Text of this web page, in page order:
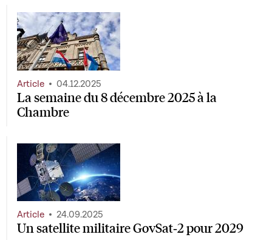
La semaine du 8 décembre 2025 à la
Chambre
Article 04.12.2025
Un satellite militaire GovSat‑2 pour 2029
Article 24.09.2025